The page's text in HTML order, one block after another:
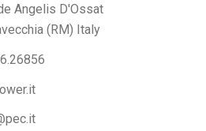
Angelis D'Ossat
(RM) Italy